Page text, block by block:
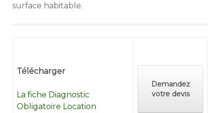
surface habitable.
Télécharger
La fiche Diagnostic
Obligatoire Location
Demandez
votre devis